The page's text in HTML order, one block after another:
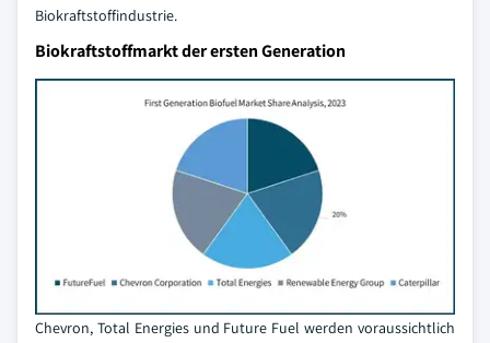
Biokraftstoffindustrie.
Biokraftstoffmarkt der ersten Generation
Chevron, Total Energies und Future Fuel werden voraussichtlich